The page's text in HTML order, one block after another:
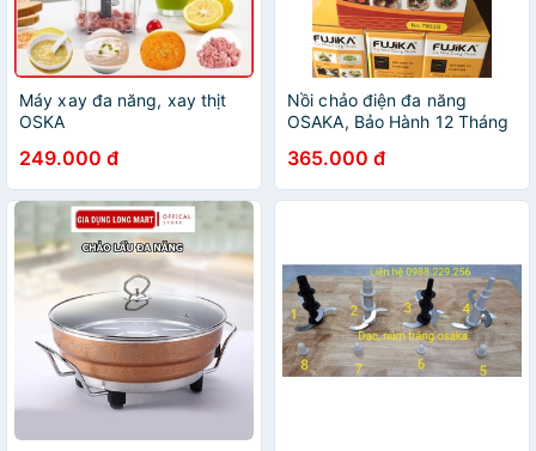
Máy xay đa năng, xay thịt
OSKA
249.000 đ
Nồi chảo điện đa năng
OSAKA, Bảo Hành 12 Tháng
365.000 đ